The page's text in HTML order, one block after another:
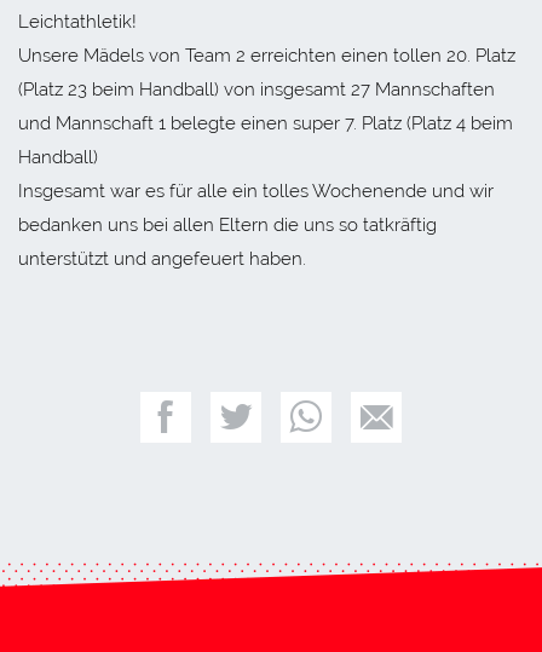
Leichtathletik!
Unsere Mädels von Team 2 erreichten einen tollen 20. Platz
(Platz 23 beim Handball) von insgesamt 27 Mannschaften
und Mannschaft 1 belegte einen super 7. Platz (Platz 4 beim
Handball)
Insgesamt war es für alle ein tolles Wochenende und wir
bedanken uns bei allen Eltern die uns so tatkräftig
unterstützt und angefeuert haben.